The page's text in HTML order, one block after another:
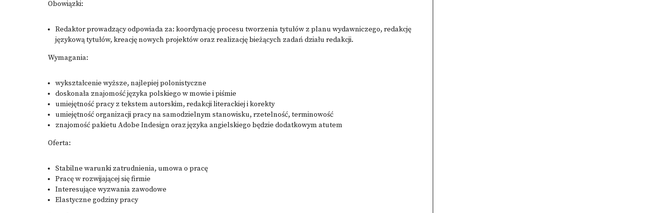
Obowiązki:
Redaktor prowadzący odpowiada za: koordynację procesu tworzenia tytułów z planu wydawniczego, redakcję
językową tytułów, kreację nowych projektów oraz realizację bieżących zadań działu redakcji.
Wymagania:
wykształcenie wyższe, najlepiej polonistyczne
doskonała znajomość języka polskiego w mowie i piśmie
umiejętność pracy z tekstem autorskim, redakcji literackiej i korekty
umiejętność organizacji pracy na samodzielnym stanowisku, rzetelność, terminowość
znajomość pakietu Adobe Indesign oraz języka angielskiego będzie dodatkowym atutem
Oferta:
Stabilne warunki zatrudnienia, umowa o pracę
Pracę w rozwijającej się firmie
Interesujące wyzwania zawodowe
Elastyczne godziny pracy